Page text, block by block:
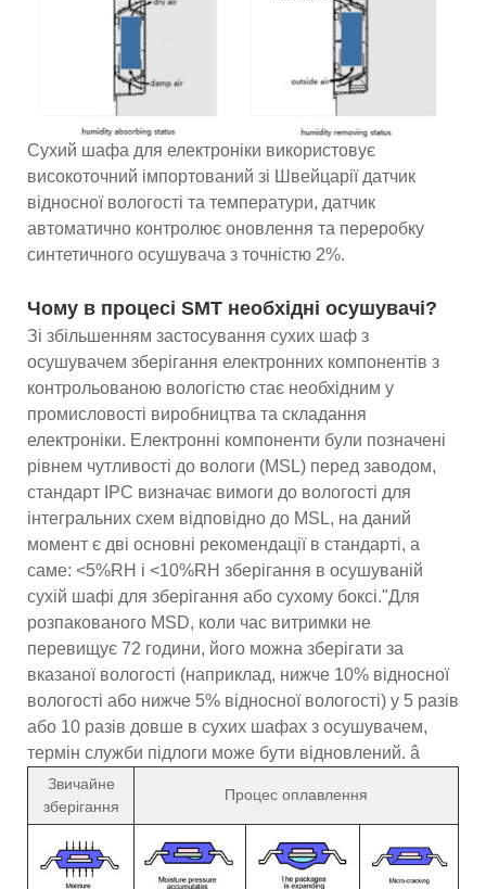
Сухий шафа для електроніки використовує
високоточний імпортований зі Швейцарії датчик
відносної вологості та температури, датчик
автоматично контролює оновлення та переробку
синтетичного осушувача з точністю 2%.
Чому в процесі SMT необхідні осушувачі?
Зі збільшенням застосування сухих шаф з
осушувачем зберігання електронних компонентів з
контрольованою вологістю стає необхідним у
промисловості виробництва та складання
електроніки. Електронні компоненти були позначені
рівнем чутливості до вологи (MSL) перед заводом,
стандарт IPC визначає вимоги до вологості для
інтегральних схем відповідно до MSL, на даний
момент є дві основні рекомендації в стандарті, а
саме: <5%RH і <10%RH зберігання в осушуваній
сухій шафі для зберігання або сухому боксі."Для
розпакованого MSD, коли час витримки не
перевищує 72 години, його можна зберігати за
вказаної вологості (наприклад, нижче 10% відносної
вологості або нижче 5% відносної вологості) у 5 разів
або 10 разів довше в сухих шафах з осушувачем,
термін служби підлоги може бути відновлений. â
Звичайне
зберігання
Процес оплавлення